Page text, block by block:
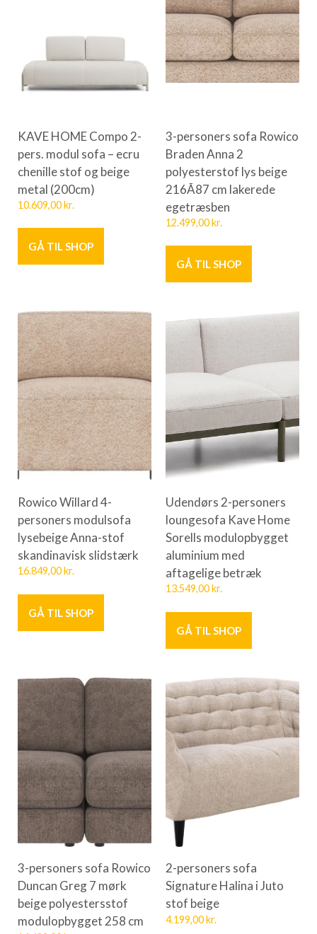
KAVE HOME Compo 2-
pers. modul sofa – ecru
chenille stof og beige
metal (200cm)
10.609,00kr.
GÅ TIL SHOP
3-personers sofa Rowico
Braden Anna 2
polyesterstof lys beige
216Ã87 cm lakerede
egetræsben
12.499,00kr.
GÅ TIL SHOP
Rowico Willard 4-
personers modulsofa
lysebeige Anna-stof
skandinavisk slidstærk
16.849,00kr.
GÅ TIL SHOP
Udendørs 2-personers
loungesofa Kave Home
Sorells modulopbygget
aluminium med
aftagelige betræk
13.549,00kr.
GÅ TIL SHOP
3-personers sofa Rowico
Duncan Greg 7 mørk
beige polyestersstof
modulopbygget 258 cm
2-personers sofa
Signature Halina i Juto
stof beige
4.199,00kr.